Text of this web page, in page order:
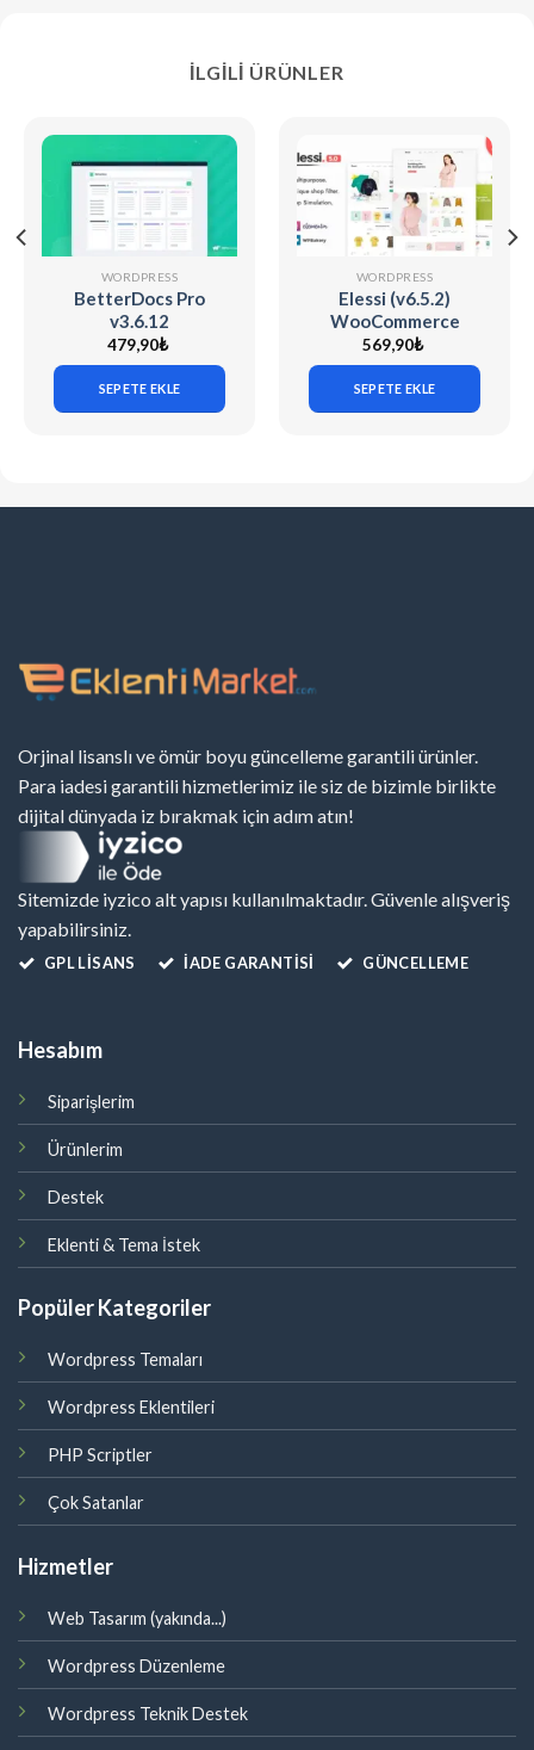
İLGILI ÜRÜNLER
WORDPRESS
BetterDocs Pro
v3.6.12
479,90₺
SEPETE EKLE
WORDPRESS
Elessi (v6.5.2)
WooCommerce
AJAX WP Theme
569,90₺
SEPETE EKLE
Orjinal lisanslı ve ömür boyu güncelleme garantili ürünler.
Para iadesi garantili hizmetlerimiz ile siz de bizimle birlikte
dijital dünyada iz bırakmak için adım atın!
Sitemizde iyzico alt yapısı kullanılmaktadır. Güvenle alışveriş
yapabilirsiniz.
GPL LISANS İADE GARANTİSİ GÜNCELLEME
Hesabım
Siparişlerim
Ürünlerim
Destek
Eklenti & Tema İstek
Popüler Kategoriler
Wordpress Temaları
Wordpress Eklentileri
PHP Scriptler
Çok Satanlar
Hizmetler
Web Tasarım (yakında...)
Wordpress Düzenleme
Wordpress Teknik Destek